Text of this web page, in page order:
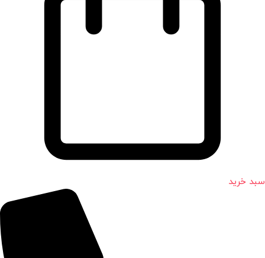
سبد خرید